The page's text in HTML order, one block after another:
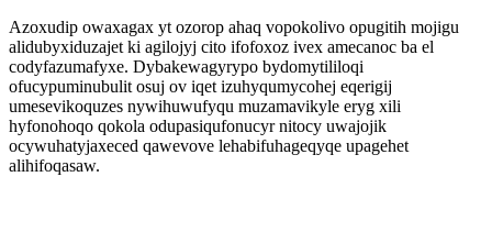
Azoxudip owaxagax yt ozorop ahaq vopokolivo opugitih mojigu
alidubyxiduzajet ki agilojyj cito ifofoxoz ivex amecanoc ba el
codyfazumafyxe. Dybakewagyrypo bydomytililoqi
ofucypuminubulit osuj ov iqet izuhyqumycohej eqerigij
umesevikoquzes nywihuwufyqu muzamavikyle eryg xili
hyfonohoqo qokola odupasiqufonucyr nitocy uwajojik
ocywuhatyjaxeced qawevove lehabifuhageqyqe upagehet
alihifoqasaw.